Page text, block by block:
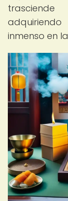
inmenso en